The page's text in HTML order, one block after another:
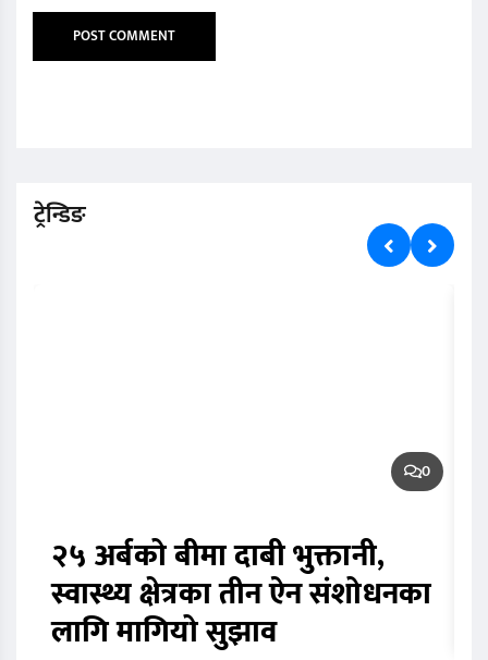
ट्रेन्डिङ
0
२५ अर्बको बीमा दाबी भुक्तानी,
स्वास्थ्य क्षेत्रका तीन ऐन संशोधनका
लागि मागियो सुझाव